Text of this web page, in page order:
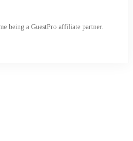
being a GuestPro affiliate partner.